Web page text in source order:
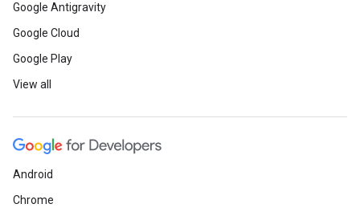
Google Antigravity
Google Cloud
Google Play
View all
Android
Chrome